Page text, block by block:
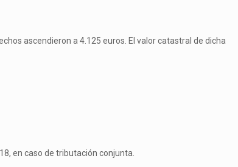
ascendieron a 4.125 euros. El valor catastral de dicha
en caso de tributación conjunta.